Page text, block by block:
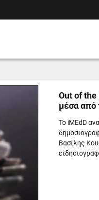
Out of
μέσα από
To iMEdD
Βασίλης